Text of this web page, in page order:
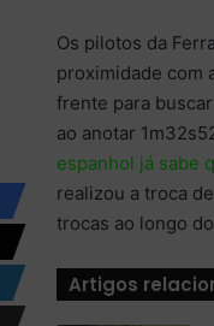
Os pilotos da
proximidade com
frente para
ao anotar
espanhol já sabe
realizou a troca
trocas ao longo
Artigos